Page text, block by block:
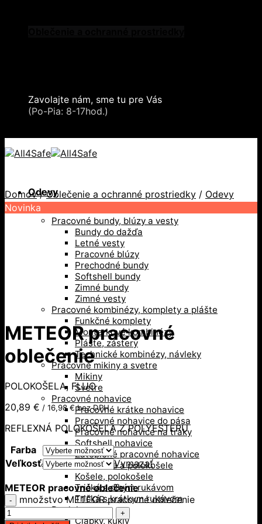
Zavolajte nám, sme tu pre Vás
(Po-Pia: 8-17hod.)
Odevy
Pracovné bundy, blúzy a vesty
Bundy do dažďa
Letné vesty
Pracovné blúzy
Prechodné bundy
Softshell bundy
Zimné bundy
Zimné vesty
Pracovné kombinézy, komplety a plášte
Funkčné komplety
Monterkové kombinézy
Plášte, zástery
Technické kombinézy, návleky
Pracovné mikiny a svetre
Mikiny
Svetre
Pracovné nohavice
Pracovné krátke nohavice
Pracovné nohavice do pása
Pracovné nohavice na traky
Softshell nohavice
Zateplené pracovné nohavice
Pracovné tričká a polokošele
Košele, polokošele
Tričká s dlhým rukávom
Tričká s krátkym rukávom
Doplnky
Čiapky, kukly
Domov / Oblečenie a ochranné prostriedky / Odevy
Novinka
METEOR pracovné
oblečenie
POLOKOŠELA, FLUO
20,89 € / 16,98€bez DPH
REFLEXNÁ POLOKOŠEĽA Z POLYESTERU
Farba
Veľkosť
Vymazať
METEOR pracovné oblečenie
množstvo METEOR pracovné oblečenie